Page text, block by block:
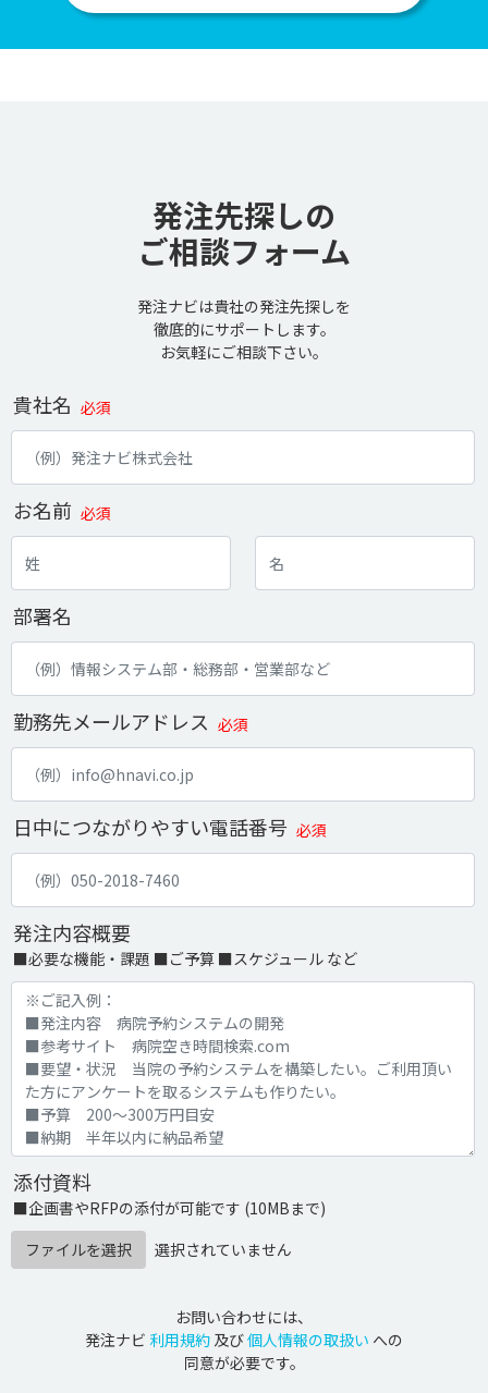
発注先探しの
ご相談フォーム
発注ナビは貴社の発注先探しを
徹底的にサポートします。
お気軽にご相談下さい。
貴社名 必須
お名前 必須
部署名
勤務先メールアドレス 必須
日中につながりやすい電話番号 必須
発注内容概要
■必要な機能・課題 ■ご予算 ■スケジュール など
添付資料
■企画書やRFPの添付が可能です (10MBまで)
ファイルを選択
選択されていません
お問い合わせには、
発注ナビ 利用規約 及び個人情報の取扱い への
同意が必要です。